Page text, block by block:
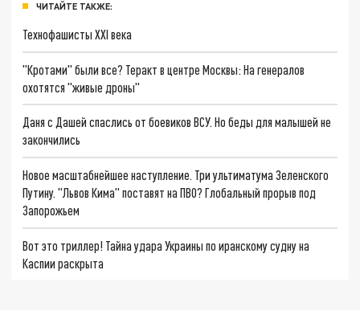
ЧИТАЙТЕ ТАКЖЕ:
Технофашисты XXI века
"Кротами" были все? Теракт в центре Москвы: На генералов
охотятся "живые дроны"
Даня с Дашей спаслись от боевиков ВСУ. Но беды для малышей не
закончились
Новое масштабнейшее наступление. Три ультиматума Зеленского
Путину. "Львов Кима" поставят на ПВО? Глобальный прорыв под
Запорожьем
Вот это триллер! Тайна удара Украины по иранскому судну на
Каспии раскрыта